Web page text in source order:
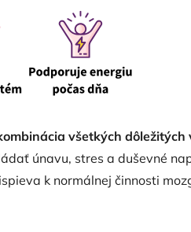
všetkých dôležitých
únavu, stres a duševné
k normálnej činnosti